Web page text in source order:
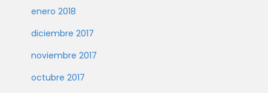
enero 2018
diciembre 2017
noviembre 2017
octubre 2017